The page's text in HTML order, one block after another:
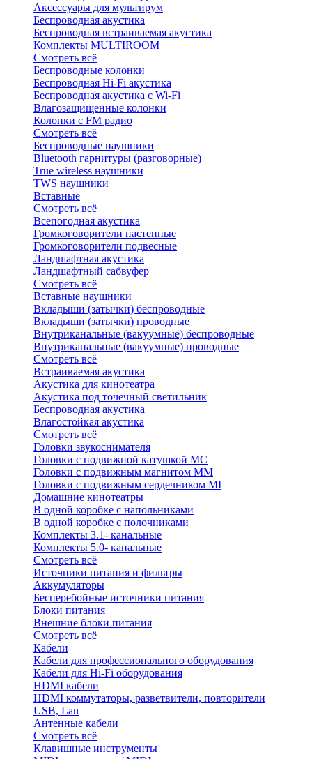
Аксессуары для мультирум
Беспроводная акустика
Беспроводная встраиваемая акустика
Комплекты MULTIROOM
Смотреть всё
Беспроводные колонки
Беспроводная Hi-Fi акустика
Беспроводная акустика с Wi-Fi
Влагозащищенные колонки
Колонки с FM радио
Смотреть всё
Беспроводные наушники
Bluetоoth гарнитуры (разговорные)
True wireless наушники
TWS наушники
Вставные
Смотреть всё
Всепогодная акустика
Громкоговорители настенные
Громкоговорители подвесные
Ландшафтная акустика
Ландшафтный сабвуфер
Смотреть всё
Вставные наушники
Вкладыши (затычки) беспроводные
Вкладыши (затычки) проводные
Внутриканальные (вакуумные) беспроводные
Внутриканальные (вакуумные) проводные
Смотреть всё
Встраиваемая акустика
Акустика для кинотеатра
Акустика под точечный светильник
Беспроводная акустика
Влагостойкая акустика
Смотреть всё
Головки звукоснимателя
Головки с подвижной катушкой MC
Головки с подвижным магнитом ММ
Головки с подвижным сердечником MI
Домашние кинотеатры
В одной коробке с напольниками
В одной коробке с полочниками
Комплекты 3.1- канальные
Комплекты 5.0- канальные
Смотреть всё
Источники питания и фильтры
Аккумуляторы
Бесперебойные источники питания
Блоки питания
Внешние блоки питания
Смотреть всё
Кабели
Кабели для профессионального оборудования
Кабели для Hi-Fi оборудования
HDMI кабели
HDMI коммутаторы, разветвители, повторители
USB, Lan
Антенные кабели
Смотреть всё
Клавишные инструменты